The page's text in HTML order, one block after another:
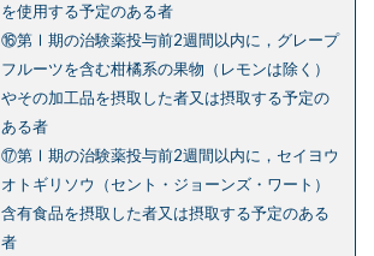
を使用する予定のある者
⑯第Ⅰ期の治験薬投与前2週間以内に，グレープ
フルーツを含む柑橘系の果物（レモンは除く）
やその加工品を摂取した者又は摂取する予定の
ある者
⑰第Ⅰ期の治験薬投与前2週間以内に，セイヨウ
オトギリソウ（セント・ジョーンズ・ワート）
含有食品を摂取した者又は摂取する予定のある
者